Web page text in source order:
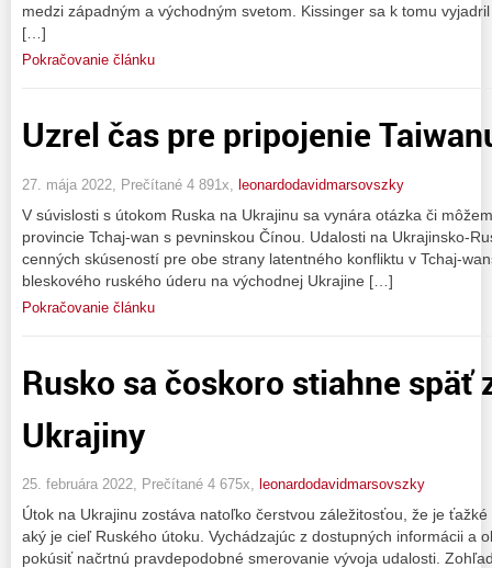
medzi západným a východným svetom. Kissinger sa k tomu
[…]
Pokračovanie článku
Uzrel čas pre pripojenie
27. mája 2022, Prečítané 4 891x, leonardodavidmarsovszky
V súvislosti s útokom Ruska na Ukrajinu sa vynára otázka či
provincie Tchaj-wan s pevninskou Čínou. Udalosti na Ukrajinsko-
cenných skúseností pre obe strany latentného konfliktu v Tchaj-
bleskového ruského úderu na východnej Ukrajine […]
Pokračovanie článku
Rusko sa čoskoro stiahne späť
Ukrajiny
25. februára 2022, Prečítané 4 675x, leonardodavidmarsovszky
Útok na Ukrajinu zostáva natoľko čerstvou záležitosťou, že je
aký je cieľ Ruského útoku. Vychádzajúc z dostupných informácii a
pokúsiť načrtnú pravdepodobné smerovanie vývoja udalosti.